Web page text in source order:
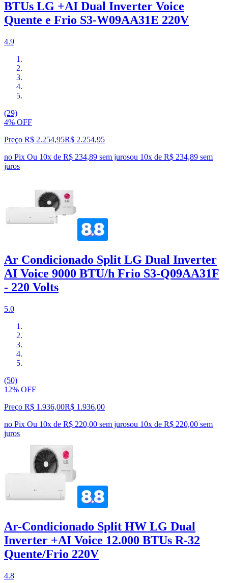
BTUs LG +AI Dual Inverter Voice
Quente e Frio S3-W09AA31E 220V
4.9
(29)
4% OFF
Preço R$ 2.254,95R$ 2.254,95
no Pix Ou 10x de R$ 234,89 sem jurosou 10x de R$ 234,89 sem
juros
Ar Condicionado Split LG Dual Inverter
AI Voice 9000 BTU/h Frio S3-Q09AA31F
- 220 Volts
5.0
(50)
12% OFF
Preço R$ 1.936,00R$ 1.936,00
no Pix Ou 10x de R$ 220,00 sem jurosou 10x de R$ 220,00 sem
juros
Ar-Condicionado Split HW LG Dual
Inverter +AI Voice 12.000 BTUs R-32
Quente/Frio 220V
4.8